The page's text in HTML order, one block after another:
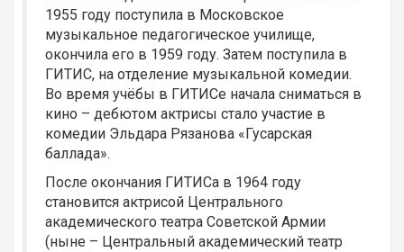
1955 году поступила в Московское
музыкальное педагогическое училище,
окончила его в 1959 году. Затем поступила в
ГИТИС, на отделение музыкальной комедии.
Во время учёбы в ГИТИСе начала сниматься в
кино – дебютом актрисы стало участие в
комедии Эльдара Рязанова «Гусарская
баллада».
После окончания ГИТИСа в 1964 году
становится актрисой Центрального
академического театра Советской Армии
(ныне – Центральный академический театр